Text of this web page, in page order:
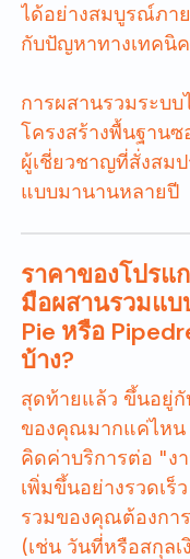
ได้อย่างสมบูรณ์ภา
กับปัญหาทางเทคนิ
การผสานรวมระบบ
โครงสร้างพื้นฐาน
ผู้เชี่ยวชาญที่สั่งสม
แบบมานานหลายปี
ราคาของโปรแ
มือผสานรวมแบ
Pie หรือ
บ้าง?
สุดท้ายแล้ว ขึ้นอยู่
ของคุณมากแค่ไหน
คิดค่าบริการต่อ "ง
เพิ่มขึ้นอย่างรวดเร็
รวมของคุณต้องกา
(เช่น วันที่หรือสกุล